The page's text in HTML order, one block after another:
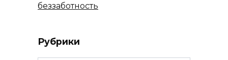
беззаботность
Рубрики